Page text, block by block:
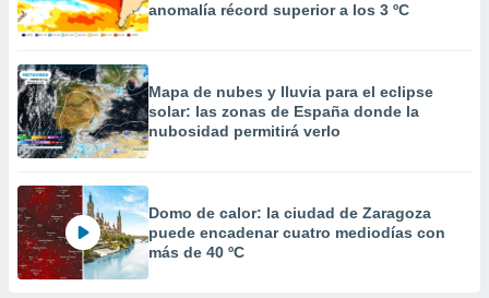
anomalía récord superior a los 3 ºC
Mapa de nubes y lluvia para el eclipse
solar: las zonas de España donde la
nubosidad permitirá verlo
Domo de calor: la ciudad de Zaragoza
puede encadenar cuatro mediodías con
más de 40 ºC